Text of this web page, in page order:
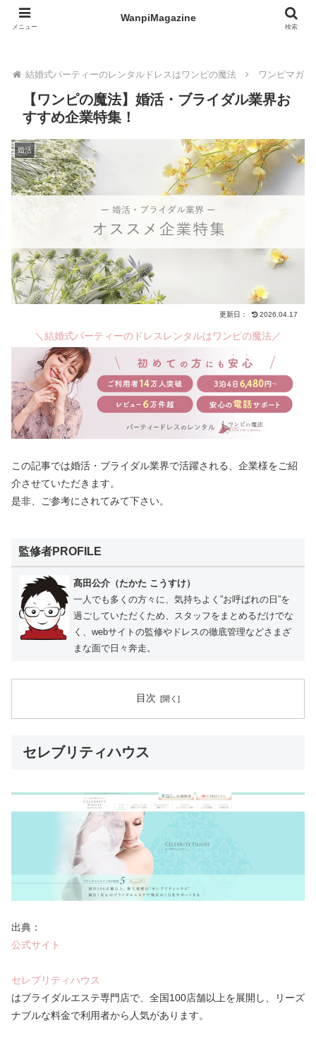
WanpiMagazine
結婚式パーティーのレンタルドレスはワンピの魔法 ワンピマガジ
【ワンピの魔法】婚活・ブライダル業界お
すすめ企業特集！
婚活
更新日： 2026.04.17
＼結婚式パーティーのドレスレンタルはワンピの魔法／
この記事では婚活・ブライダル業界で活躍される、企業様をご紹
介させていただきます。
是非、ご参考にされてみて下さい。
監修者PROFILE
髙田公介（たかた こうすけ）
一人でも多くの方々に、気持ちよく”お呼ばれの日”を
過ごしていただくため、スタッフをまとめるだけでな
く、webサイトの監修やドレスの徹底管理などさまざ
まな面で日々奔走。
目次
セレブリティハウス
出典：
公式サイト
セレブリティハウス
はブライダルエステ専門店で、全国100店舗以上を展開し、リーズ
ナブルな料金で利用者から人気があります。
メニュー
WanpiMagazine
検索